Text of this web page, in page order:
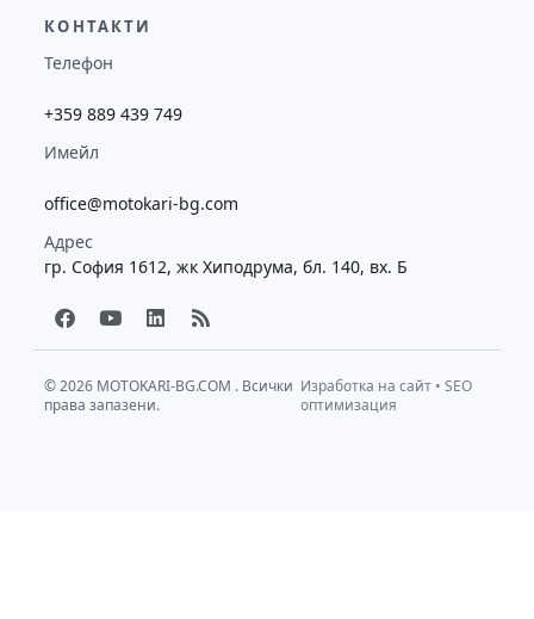
КОНТАКТИ
Телефон
+359 889 439 749
Имейл
office@motokari-bg.com
Адрес
гр. София 1612, жк Хиподрума, бл. 140, вх. Б
F
a
c
b
o
Y
o
u
u
b
L
i
n
e
d
R
s
s
© 2026 MOTOKARI-BG.COM . Всички
права запазени.
Изработка на сайт •SEO
оптимизация